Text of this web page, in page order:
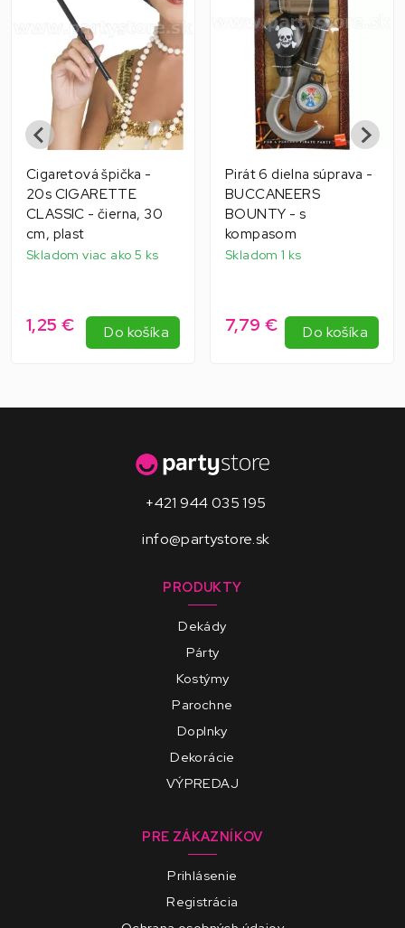
Cigaretová špička -
20s CIGARETTE
CLASSIC - čierna, 30
cm, plast
Skladom viac ako 5 ks
1,25 € Do košíka
Pirát 6 dielna súprava -
BUCCANEERS
BOUNTY - s
kompasom
Skladom 1 ks
7,79 € Do košíka
+421 944 035 195
info@partystore.sk
PRODUKTY
Dekády
Párty
Kostýmy
Parochne
Doplnky
Dekorácie
VÝPREDAJ
PRE ZÁKAZNÍKOV
Prihlásenie
Registrácia